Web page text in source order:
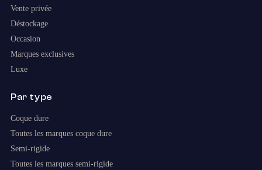
Vente privée
Déstockage
Occasion
Marques exclusives
Luxe
Par type
Coque dure
Toutes les marques coque dure
Semi-rigide
Toutes les marques semi-rigide